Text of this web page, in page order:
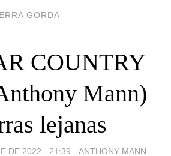
GORDA
COUNTRY
Mann)
lejanas
DE 2022 - 21:39 - ANTHONY MANN